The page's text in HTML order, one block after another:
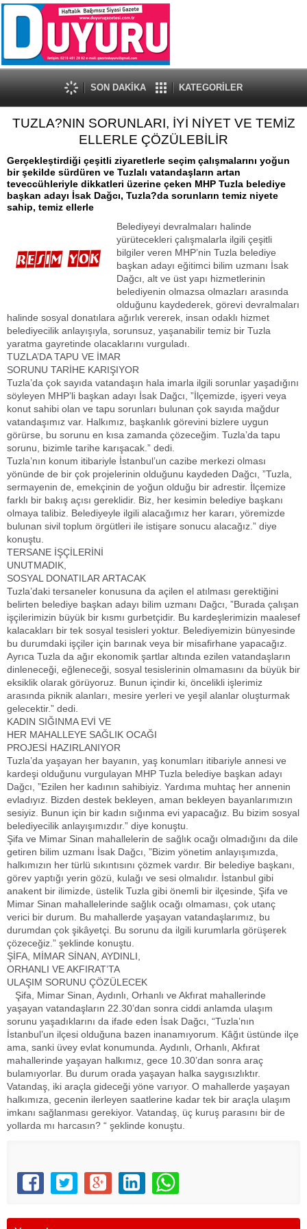
SON DAKİKA KATEGORİLER
TUZLA?NIN SORUNLARI, İYİ NİYET VE TEMİZ
ELLERLE ÇÖZÜLEBİLİR
Gerçekleştirdiği çeşitli ziyaretlerle seçim çalışmalarını yoğun
bir şekilde sürdüren ve Tuzlalı vatandaşların artan
teveccühleriyle dikkatleri üzerine çeken MHP Tuzla belediye
başkan adayı İsak Dağcı, Tuzla?da sorunların temiz niyete
sahip, temiz ellerle
Belediyeyi devralmaları halinde
yürütecekleri çalışmalarla ilgili çeşitli
bilgiler veren MHP’nin Tuzla belediye
başkan adayı eğitimci bilim uzmanı İsak
Dağcı, alt ve üst yapı hizmetlerinin
belediyenin olmazsa olmazları arasında
olduğunu kaydederek, görevi devralmaları
halinde sosyal donatılara ağırlık vererek, insan odaklı hizmet
belediyecilik anlayışıyla, sorunsuz, yaşanabilir temiz bir Tuzla
yaratma gayretinde olacaklarını vurguladı.
TUZLA’DA TAPU VE İMAR
SORUNU TARİHE KARIŞIYOR
Tuzla’da çok sayıda vatandaşın hala imarla ilgili sorunlar yaşadığını
söyleyen MHP’li başkan adayı İsak Dağcı, ”İlçemizde, işyeri veya
konut sahibi olan ve tapu sorunları bulunan çok sayıda mağdur
vatandaşımız var. Halkımız, başkanlık görevini bizlere uygun
görürse, bu sorunu en kısa zamanda çözeceğim. Tuzla’da tapu
sorunu, bizimle tarihe karışacak.” dedi.
Tuzla’nın konum itibariyle İstanbul’un cazibe merkezi olması
yönünde de bir çok projelerinin olduğunu kaydeden Dağcı, ”Tuzla,
sermayenin de, emekçinin de yoğun olduğu bir adrestir. İlçemize
farklı bir bakış açısı gereklidir. Biz, her kesimin belediye başkanı
olmaya talibiz. Belediyeyle ilgili alacağımız her kararı, yöremizde
bulunan sivil toplum örgütleri ile istişare sonucu alacağız.” diye
konuştu.
TERSANE İŞÇİLERİNİ
UNUTMADIK,
SOSYAL DONATILAR ARTACAK
Tuzla’daki tersaneler konusuna da açilen el atılması gerektiğini
belirten belediye başkan adayı bilim uzmanı Dağcı, ”Burada çalışan
işçilerimizin büyük bir kısmı gurbetçidir. Bu kardeşlerimizin maalesef
kalacakları bir tek sosyal tesisleri yoktur. Belediyemizin bünyesinde
bu durumdaki işçiler için barınak veya bir misafirhane yapacağız.
Ayrıca Tuzla da ağır ekonomik şartlar altında ezilen vatandaşların
dinleneceği, eğleneceği, sosyal tesislerinin olmamasını da büyük bir
eksiklik olarak görüyoruz. Bunun içindir ki, öncelikli işlerimiz
arasında piknik alanları, mesire yerleri ve yeşil alanlar oluşturmak
gelecektir.” dedi.
KADIN SIĞINMA EVİ VE
HER MAHALLEYE SAĞLIK OCAĞI
PROJESİ HAZIRLANIYOR
Tuzla’da yaşayan her bayanın, yaş konumları itibariyle annesi ve
kardeşi olduğunu vurgulayan MHP Tuzla belediye başkan adayı
Dağcı, ”Ezilen her kadının sahibiyiz. Yardıma muhtaç her annenin
evladıyız. Bizden destek bekleyen, aman bekleyen bayanlarımızın
sesiyiz. Bunun için bir kadın sığınma evi yapacağız. Bu bizim sosyal
belediyecilik anlayışımızdır.” diye konuştu.
Şifa ve Mimar Sinan mahallelerin de sağlık ocağı olmadığını da dile
getiren bilim uzmanı İsak Dağcı, ”Bizim yönetim anlayışımızda,
halkımızın her türlü sıkıntısını çözmek vardır. Bir belediye başkanı,
görev yaptığı yerin gözü, kulağı ve sesi olmalıdır. İstanbul gibi
anakent bir ilimizde, üstelik Tuzla gibi önemli bir ilçesinde, Şifa ve
Mimar Sinan mahallelerinde sağlık ocağı olmaması, çok utanç
verici bir durum. Bu mahallerde yaşayan vatandaşlarımız, bu
durumdan çok şikâyetçi. Bu sorunu da ilgili kurumlarla görüşerek
çözeceğiz.” şeklinde konuştu.
ŞİFA, MİMAR SİNAN, AYDINLI,
ORHANLI VE AKFIRAT’TA
ULAŞIM SORUNU ÇÖZÜLECEK
Şifa, Mimar Sinan, Aydınlı, Orhanlı ve Akfırat mahallerinde
yaşayan vatandaşların 22.30’dan sonra ciddi anlamda ulaşım
sorunu yaşadıklarını da ifade eden İsak Dağcı, “Tuzla’nın
İstanbul’un ilçesi olduğuna bazen inanamıyorum. Kâğıt üstünde ilçe
ama, sanki üvey evlat konumunda. Aydınlı, Orhanlı, Akfırat
mahallerinde yaşayan halkımız, gece 10.30’dan sonra araç
bulamıyorlar. Bu durum orada yaşayan halka saygısızlıktır.
Vatandaş, iki araçla gideceği yöne varıyor. O mahallerde yaşayan
halkımıza, gecenin ilerleyen saatlerine kadar tek bir araçla ulaşım
imkanı sağlanması gerekiyor. Vatandaş, üç kuruş parasını bir de
yollarda mı harcasın? “ şeklinde konuştu.